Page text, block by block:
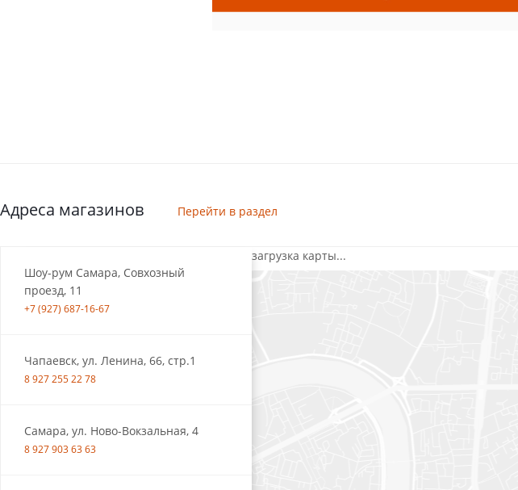
Адреса магазинов Перейти в раздел
Шоу-рум Самара, Совхозный
проезд, 11
+7 (927) 687-16-67
Чапаевск, ул. Ленина, 66, стр.1
8 927 255 22 78
Самара, ул. Ново-Вокзальная, 4
8 927 903 63 63
загрузка карты...